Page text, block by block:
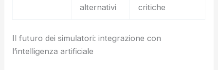
alternativi
critiche
Il futuro dei simulatori: integrazione con
l’intelligenza artificiale